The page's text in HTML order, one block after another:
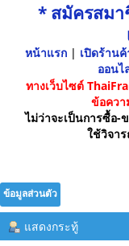
* สมัครสมา
หน้าแรก | เปิดร้าน
ออนไ
ทางเว็บไซต์
ข้อควา
ไม่ว่าจะเป็นการซื้อ-
ใช้วิจา
ข้อมูลส่วนตัว
แสดงกระทู้